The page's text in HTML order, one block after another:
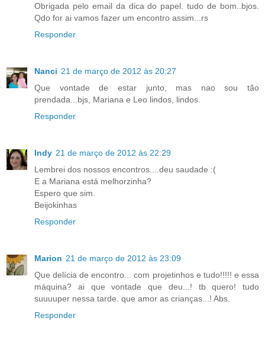
Obrigada pelo email da dica do papel. tudo de bom..bjos.
Qdo for ai vamos fazer um encontro assim...rs
Responder
Nanci 21 de março de 2012 às 20:27
Que vontade de estar junto, mas nao sou tão
prendada...bjs, Mariana e Leo lindos, lindos.
Responder
Indy 21 de março de 2012 às 22:29
Lembrei dos nossos encontros....deu saudade :(
E a Mariana está melhorzinha?
Espero que sim.
Beijokinhas
Responder
Marion 21 de março de 2012 às 23:09
Que delícia de encontro... com projetinhos e tudo!!!!! e essa
máquina? ai que vontade que deu...! tb quero! tudo
suuuuper nessa tarde. que amor as crianças...! Abs.
Responder